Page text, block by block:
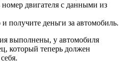
номер двигателя с данными из
получите деньги за автомобиль.
выполнены, у автомобиля
который теперь должен